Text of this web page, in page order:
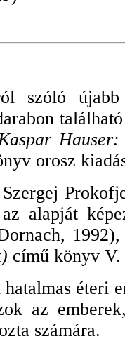
szóló
orosz
alapját
című könyv
éteri
az
számára.